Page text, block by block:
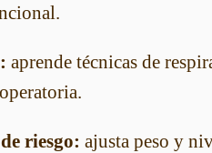
aprende técnicas de
riesgo: ajusta peso y